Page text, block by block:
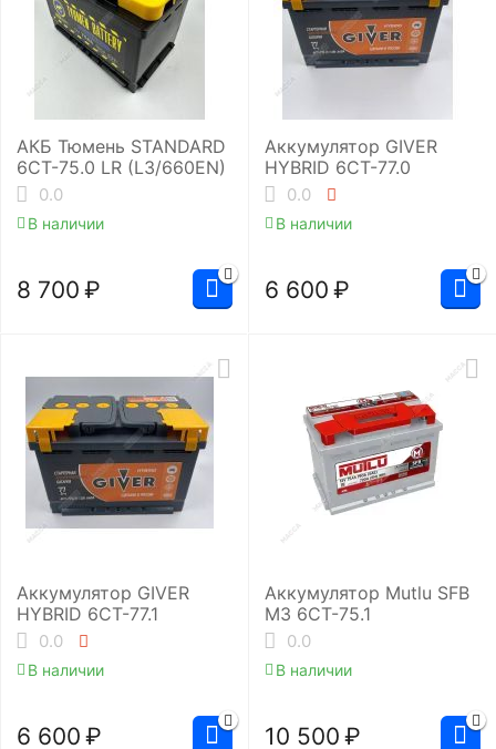
АКБ Тюмень STANDARD
6СТ-75.0 LR (L3/660EN)
0.0
В наличии
8 700 ₽
Аккумулятор GIVER
HYBRID 6СТ-77.0
0.0
В наличии
6 600 ₽
Аккумулятор GIVER
HYBRID 6СТ-77.1
0.0
В наличии
6 600 ₽
Аккумулятор Mutlu SFB
M3 6СТ-75.1
0.0
В наличии
10 500 ₽